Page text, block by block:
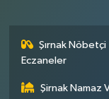
Şırnak Nöbetçi
Eczaneler
Şirnak Namaz